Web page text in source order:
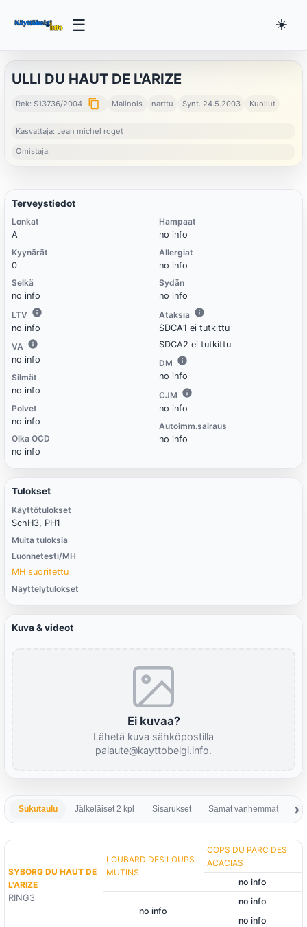
☰ ☀️
ULLI DU HAUT DE L'ARIZE
Rek: S13736/2004 content_copy Malinois narttu Synt. 24.5.2003 Kuollut
Kasvattaja: Jean michel roget
Omistaja:
Terveystiedot
Lonkat
A
Kyynärät
0
Selkä
no info
LTV
no info
VA
no info
Silmät
no info
Polvet
no info
Olka OCD
no info
Hampaat
no info
Allergiat
no info
Sydän
no info
Ataksia
SDCA1 ei tutkittu
SDCA2 ei tutkittu
DM
no info
CJM
no info
Autoimm.sairaus
no info
Tulokset
Käyttötulokset
SchH3, PH1
Muita tuloksia
Luonnetesti/MH
MH suoritettu
Näyttelytulokset
Kuva & videot
Ei kuvaa?
Lähetä kuva sähköpostilla
palaute@kayttobelgi.info.
Sukutaulu Jälkeläiset 2 kpl Sisarukset Samat vanhemmat
SYBORG DU HAUT DE
L'ARIZE
RING3
LOUBARD DES LOUPS
MUTINS
COPS DU PARC DES
ACACIAS
no info
no info
no info
no info